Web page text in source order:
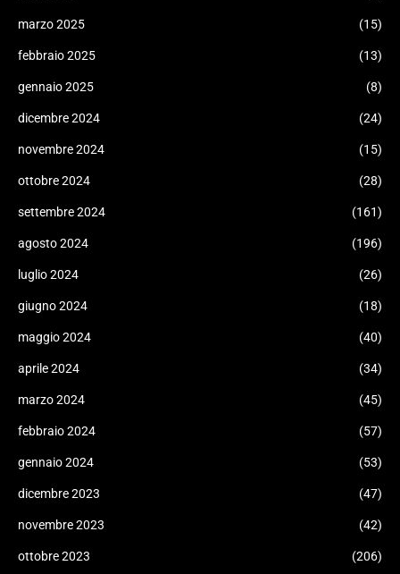
marzo 2025 (15)
febbraio 2025 (13)
gennaio 2025 (8)
dicembre 2024 (24)
novembre 2024 (15)
ottobre 2024 (28)
settembre 2024 (161)
agosto 2024 (196)
luglio 2024 (26)
giugno 2024 (18)
maggio 2024 (40)
aprile 2024 (34)
marzo 2024 (45)
febbraio 2024 (57)
gennaio 2024 (53)
dicembre 2023 (47)
novembre 2023 (42)
ottobre 2023 (206)